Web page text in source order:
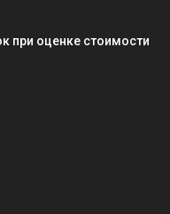
при оценке стоимости